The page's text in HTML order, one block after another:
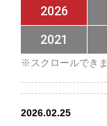
2026
2021
2026.02.25